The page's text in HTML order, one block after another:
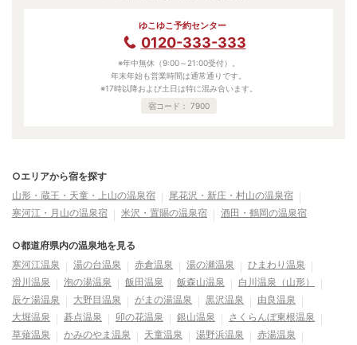
ゆこゆこ予約センター
0120-333-333
※年中無休（9:00～21:00受付）。
年末年始も営業時間は通常通りです。
※17時以降および土日は特に混み合います。
宿コード： 7900
○エリアから宿を探す
山形・蔵王・天童・上山の温泉宿
尾花沢・新庄・村山の温泉宿
寒河江・月山の温泉宿
米沢・置賜の温泉宿 酒田・鶴岡の温泉宿
○都道府県内の温泉地を見る
寒河江温泉
湯の台温泉 赤倉温泉 湯の瀬温泉
ひまわり温泉
滑川温泉
泡の湯温泉 飯田温泉 飯森山温泉
白川温泉（山形）
辰ケ湯温泉
大野目温泉 がまの湯温泉 黒沢温泉
由良温泉
大堀温泉
碁点温泉 卯の花温泉 銀山温泉
さくらんぼ東根温泉
草薙温泉
かみのやま温泉 天童温泉 湯野浜温泉
赤湯温泉